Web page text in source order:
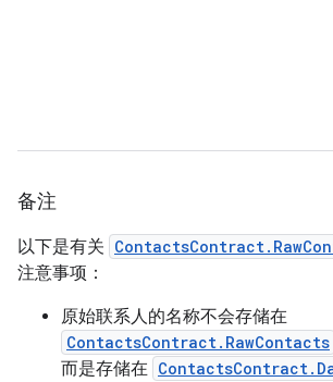
备注
以下是有关
注意事项：
原始联系人的名称不会存储在
ContactsContract.RawContacts
而是存储在